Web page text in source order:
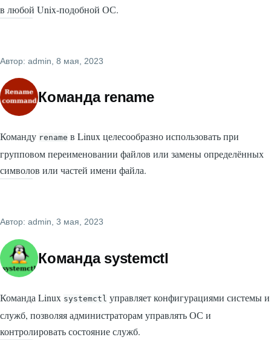
в любой Unix-подобной ОС.
Автор: admin , 8 мая, 2023
Команда rename
Команду rename в Linux целесообразно использовать при
групповом переименовании файлов или замены определённых
символов или частей имени файла.
Автор: admin, 3 мая, 2023
Команда systemctl
Команда Linux systemctl управляет конфигурациями системы и
служб, позволяя администраторам управлять ОС и
контролировать состояние служб.